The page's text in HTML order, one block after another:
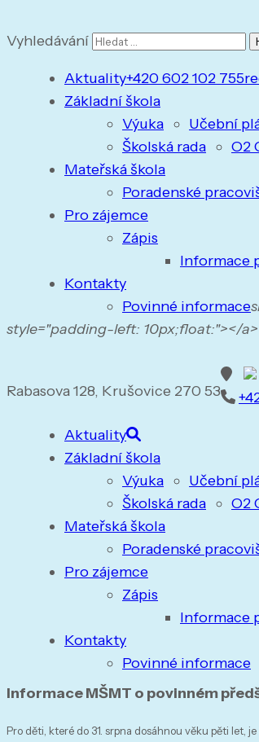
Vyhledávání
Aktuality
Základní škola
Výuka
Učební
Školská rada
O2
Mateřská škola
Poradenské
Pro zájemce
Zápis
Informace
Kontakty
Povinné informace
+420 602 102 755
style="padding-left: 10px;float:"></a>
Rabasova 128, Krušovice 270 53
Aktuality
Základní škola
Výuka
Učební
Školská rada
O2
Mateřská škola
Poradenské
Pro zájemce
Zápis
Informace
Kontakty
Povinné informace
Informace MŠMT o povinném
Pro děti, které do 31. srpna dosáhnou věku pěti let,